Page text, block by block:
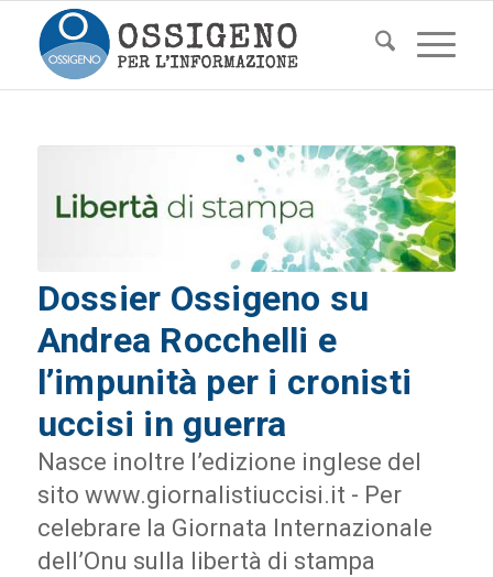
Dossier Ossigeno su
Andrea Rocchelli e
l’impunità per i cronisti
uccisi in guerra
Nasce inoltre l’edizione inglese del
sito www.giornalistiuccisi.it - Per
celebrare la Giornata Internazionale
dell’Onu sulla libertà di stampa